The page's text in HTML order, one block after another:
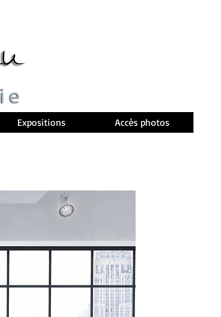
Expositions Accès photos